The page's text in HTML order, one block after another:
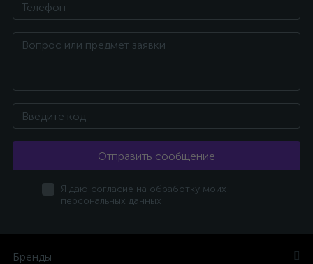
Отправить сообщение
Я даю согласие на обработку моих
персональных данных
Бренды